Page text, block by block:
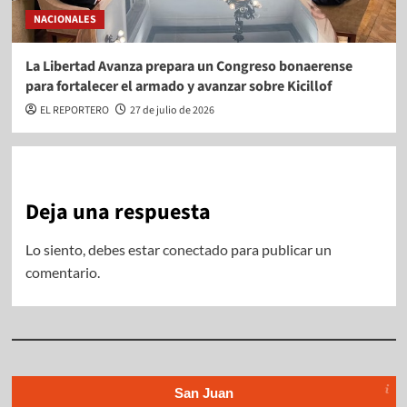
NACIONALES
La Libertad Avanza prepara un Congreso bonaerense
para fortalecer el armado y avanzar sobre Kicillof
EL REPORTERO 27 de julio de 2026
Deja una respuesta
Lo siento, debes estarconectadopara publicar un
comentario.
San Juan